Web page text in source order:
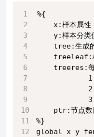
%{
x:样本属性
y:样本分类
tree:生成
treeleaf:
treeres:
1:
2:
3:
ptr:节点数
%}
global x y